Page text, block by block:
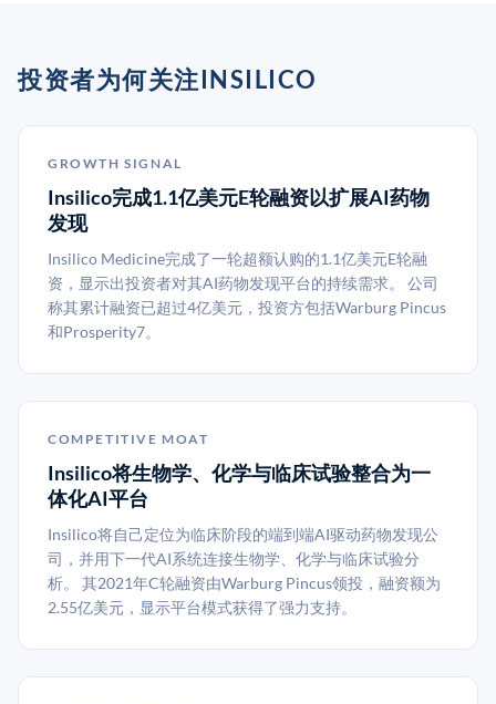
投资者为何关注INSILICO
GROWTH SIGNAL
Insilico完成1.1亿美元E轮融资以扩展AI药物
发现
Insilico Medicine完成了一轮超额认购的1.1亿美元E轮融
资，显示出投资者对其AI药物发现平台的持续需求。 公司
称其累计融资已超过4亿美元，投资方包括Warburg Pincus
和Prosperity7。
COMPETITIVE MOAT
Insilico将生物学、化学与临床试验整合为一
体化AI平台
Insilico将自己定位为临床阶段的端到端AI驱动药物发现公
司，并用下一代AI系统连接生物学、化学与临床试验分
析。 其2021年C轮融资由Warburg Pincus领投，融资额为
2.55亿美元，显示平台模式获得了强力支持。